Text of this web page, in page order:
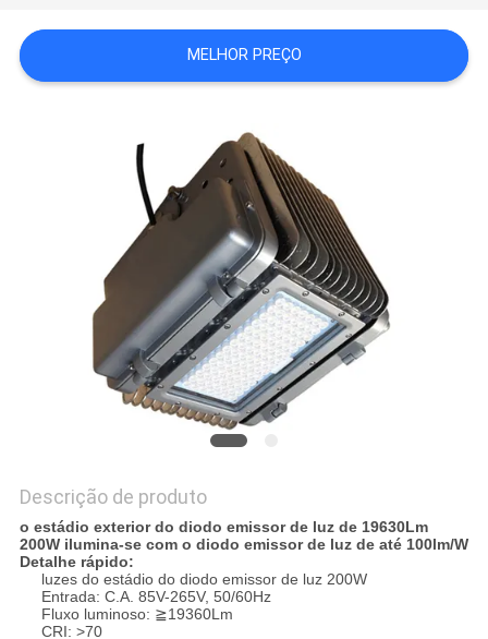
DO
SITE
MELHOR PREÇO
Descrição de produto
o estádio exterior do diodo emissor de luz de 19630Lm
200W ilumina-se com o diodo emissor de luz de até 100lm/W
Detalhe rápido:
luzes do estádio dodiodo emissor de luz 200W
Entrada: C.A. 85V-265V, 50/60Hz
Fluxo luminoso: ≧19360Lm
CRI: >70